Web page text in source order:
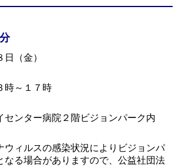
（金）
時～１７時
ンター病院２階ビジョンパーク内
ウィルスの感染状況によりビジョンパ
なる場合がありますので、公益社団法